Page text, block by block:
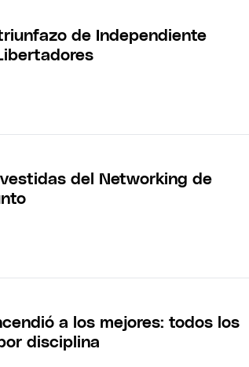
de Independiente
del Networking de
a los mejores: todos los
disciplina